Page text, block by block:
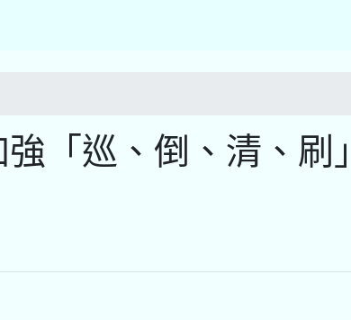
「巡、倒、清、刷」